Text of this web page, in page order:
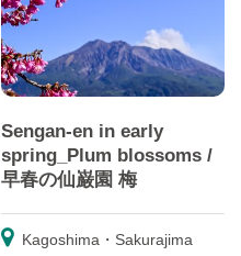
Sengan-en in early
spring_Plum blossoms /
早春の仙巌園 梅
Kagoshima・Sakurajima